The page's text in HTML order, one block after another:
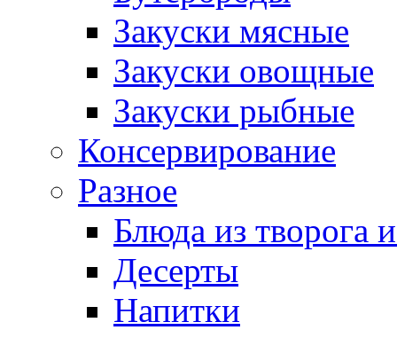
Закуски мясные
Закуски овощные
Закуски рыбные
Консервирование
Разное
Блюда из творога
Десерты
Напитки